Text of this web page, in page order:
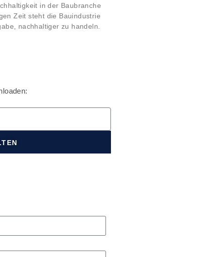
in der Baubranche
Zeit steht die Bauindustrie
nachhaltiger zu handeln.